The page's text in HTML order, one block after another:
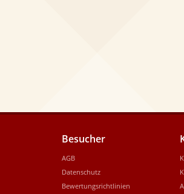
Besucher
AGB
Datenschutz
Bewertungsrichtlinien